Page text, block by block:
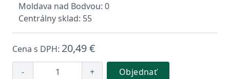
Moldava nad Bodvou: 0
Centrálny sklad: 55
Cena s DPH: 20,49 €
- + Objednať